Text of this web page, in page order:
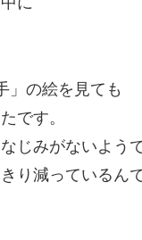
の絵を見ても
です。
じみがないようで
減っているんで